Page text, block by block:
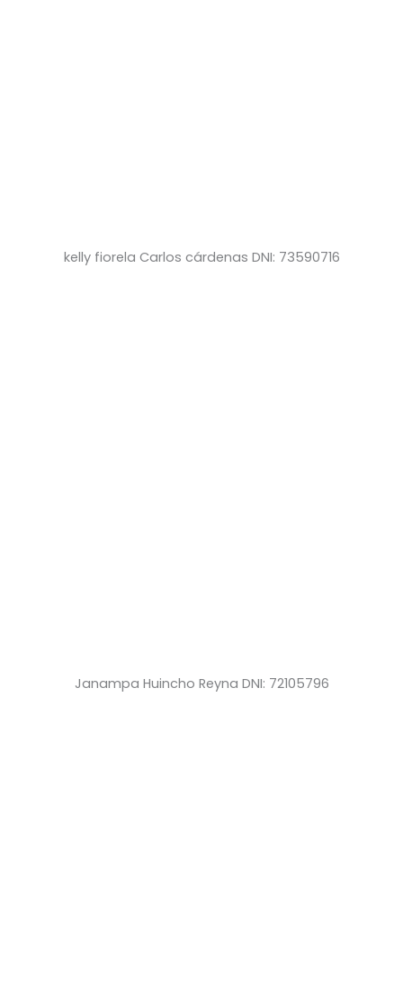
kelly fiorela Carlos cárdenas DNI: 73590716
Janampa Huincho Reyna DNI: 72105796